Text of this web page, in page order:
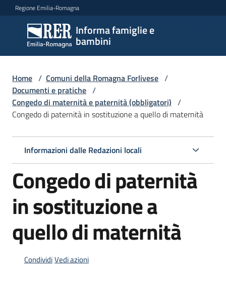
Vai al contenuto
Vai alla navigazione
Vai al footer
Regione Emilia-Romagna
Informa famiglie e
bambini
Informa
famiglie
e
bambini
Argomenti
Servizi
Centri
per
Informazioni
Home / Comuni della Romagna Forlivese /
Documenti e pratiche /
Congedo di maternità e paternità (obbligatori) /
Congedo di paternità in sostituzione a quello di maternità
Informazioni dalle Redazioni locali
Congedo di paternità
in sostituzione a
quello di maternità
CondividiVedi azioni